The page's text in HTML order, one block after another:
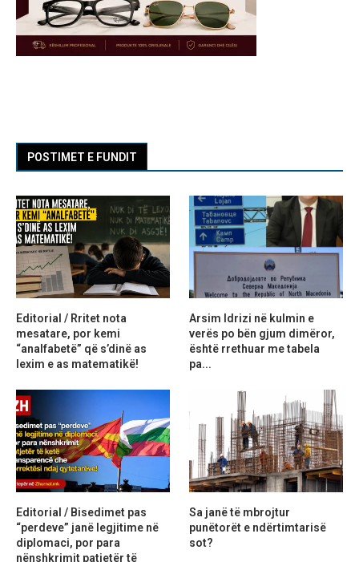
POSTIMET E FUNDIT
Editorial / Rritet nota
mesatare, por kemi
“analfabetë” që s’dinë as
lexim e as matematikë!
Arsim Idrizi në kulmin e
verës po bën gjum dimëror,
është rrethuar me tabela
pa...
Editorial / Bisedimet pas
“perdeve” janë legjitime në
diplomaci, por para
nënshkrimit patjetër të
Sa janë të mbrojtur
punëtorët e ndërtimtarisë
sot?